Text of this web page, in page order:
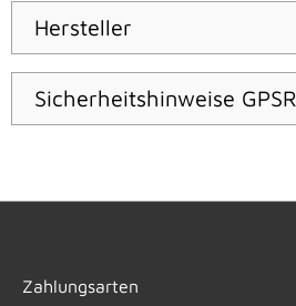
Hersteller
Sicherheitshinweise GPSR
Zahlungsarten